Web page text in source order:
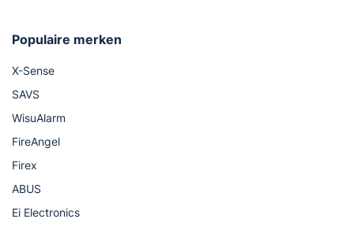
Populaire merken
X-Sense
SAVS
WisuAlarm
FireAngel
Firex
ABUS
Ei Electronics